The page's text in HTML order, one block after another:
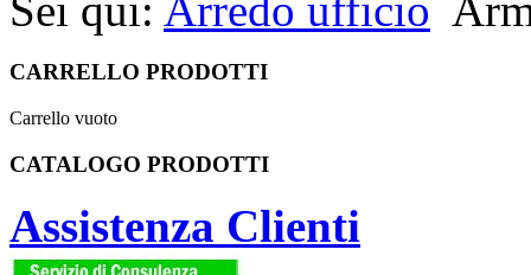
Sei qui: Arredo ufficio
CARRELLO PRODOTTI
Carrello vuoto
CATALOGO PRODOTTI
Assistenza Clienti